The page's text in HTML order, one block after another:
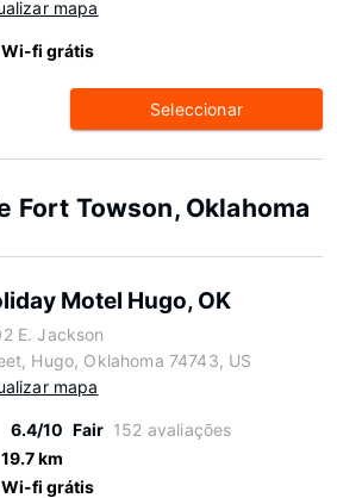
mapa
Wi-fi grátis
Seleccionar
Fort Towson, Oklahoma
Motel Hugo, OK
E. Jackson
Hugo, Oklahoma 74743, US
mapa
6.4/10 Fair 152 avaliações
19.7 km
Wi-fi grátis